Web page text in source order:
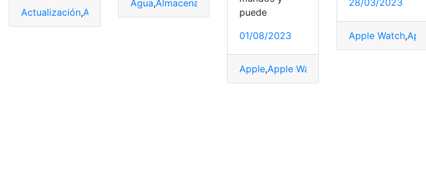
Actualización,Apple Apple Watch Reloj inteligente
Agua,Almacenamiento Apple Watch ,sistema operativo
puede
01/08/2023
Apple,Apple Watch
28/03/2023
Apple Watch,Apps